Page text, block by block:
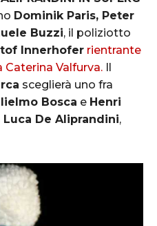
Dominik Paris, Peter
Buzzi, il poliziotto
Innerhofer rientrante
Caterina Valfurva. Il
sceglierà uno fra
Bosca e Henri
Luca De Aliprandini,